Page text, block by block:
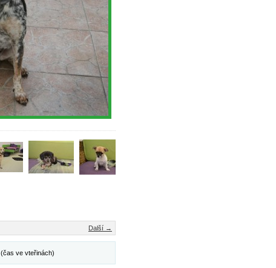
Další →
(čas ve vteřinách)